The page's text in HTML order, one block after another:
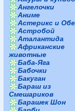
Ангелочки
Аниме
Астерикс и
Астробой
Аталантида
Африканские
животные
Баба-Яга
Бабочки
Бакуган
Бараш из
Смешариков
Барашек Шон